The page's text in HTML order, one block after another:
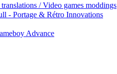
/ Video games moddings
- Portage & Rétro Innovations
Advance